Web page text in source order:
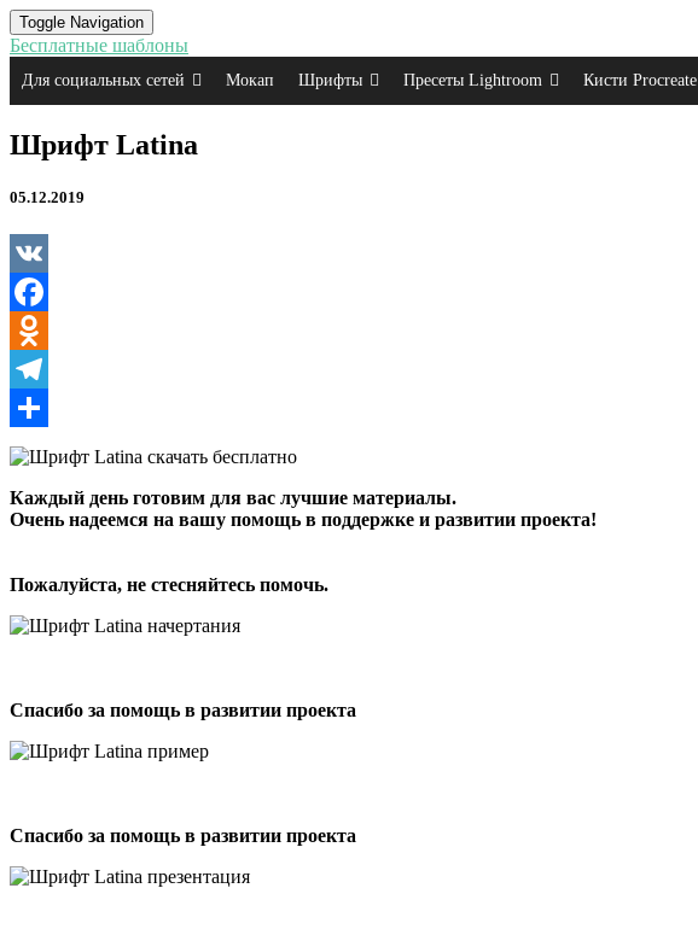
Toggle Navigation
Бесплатные шаблоны
Для социальных сетей Мокап Шрифты Пресеты Lightroom Кисти Procreate
Шрифт
Latina
Шрифт Latina
05.12.2019
VK
Facebook
Odnoklassniki
Telegram
Отправить
Каждый день готовим для вас лучшие материалы.
Очень надеемся на вашу помощь в поддержке и развитии проекта!
Пожалуйста, не стесняйтесь помочь.
Спасибо за помощь в развитии проекта
Спасибо за помощь в развитии проекта